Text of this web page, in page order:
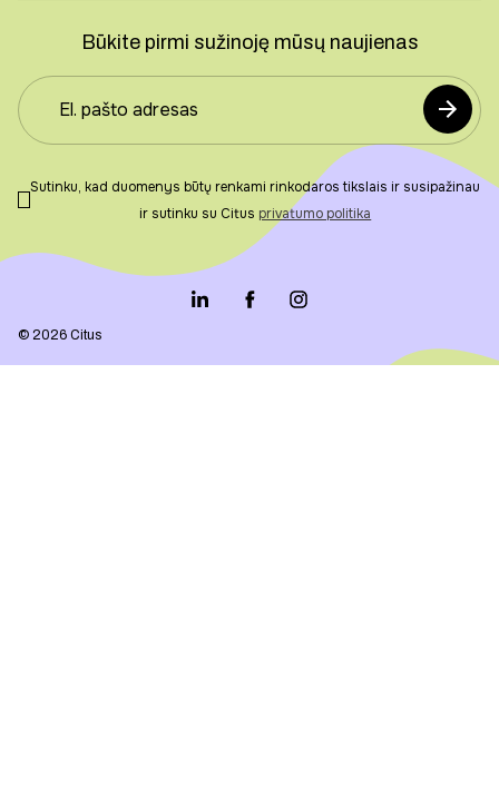
Būkite pirmi sužinoję mūsų naujienas
Sutinku, kad duomenys būtų renkami rinkodaros tikslais ir susipažinau
ir sutinku su Citus privatumo politika
© 2026 Citus